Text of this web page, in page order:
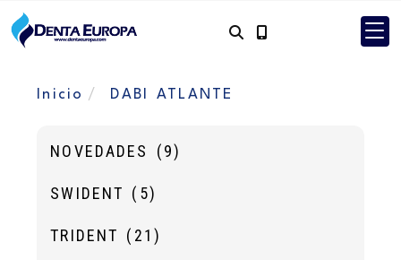
Inicio DABI ATLANTE
NOVEDADES (9)
SWIDENT (5)
TRIDENT (21)